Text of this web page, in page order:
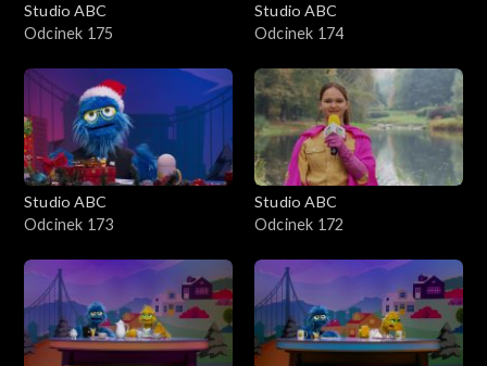
Studio ABC
Odcinek 175
Studio ABC
Odcinek 174
Studio ABC
Odcinek 173
Studio ABC
Odcinek 172